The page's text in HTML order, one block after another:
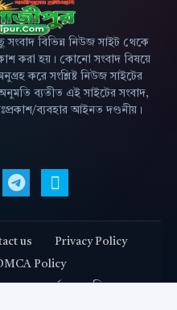
সংবাদ বিভিন্ন নিউজ সাইট থেকে
করা হয়। কোনো সংবাদ বিষয়ে
করে সংশ্লিষ্ট নিউজ সাইটের
ব্যতীত এই সাইটের সংবাদ,
ব্যবহার আইনত দণ্ডনীয়।
এ শেয়ার করুন
এ শেয়ার করুন
Telegram এ শেয়ার
us
Privacy Policy
Policy
— সর্বস্বত্ব সংরক্ষিত।